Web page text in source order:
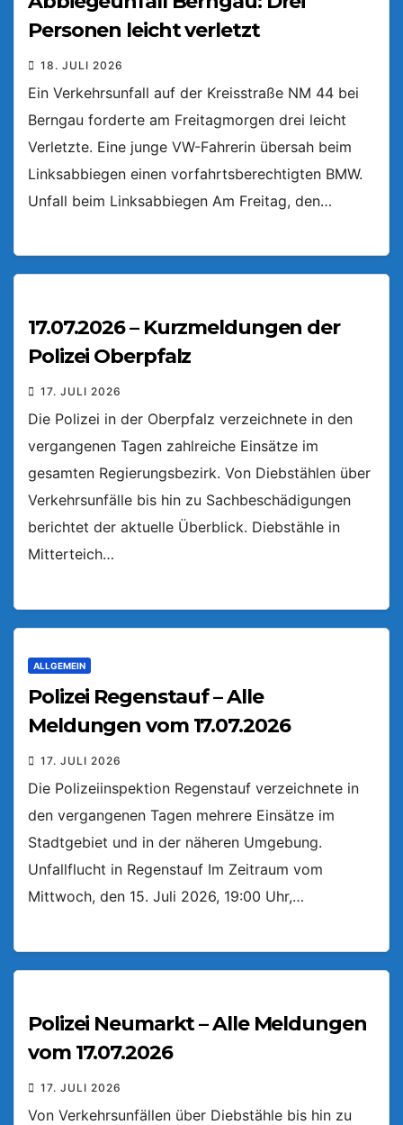
Personen leicht verletzt
18. JULI 2026
Ein Verkehrsunfall auf der Kreisstraße NM 44 bei
Berngau forderte am Freitagmorgen drei leicht
Verletzte. Eine junge VW-Fahrerin übersah beim
Linksabbiegen einen vorfahrtsberechtigten BMW.
Unfall beim Linksabbiegen Am Freitag, den…
17.07.2026 – Kurzmeldungen der
Polizei Oberpfalz
17. JULI 2026
Die Polizei in der Oberpfalz verzeichnete in den
vergangenen Tagen zahlreiche Einsätze im
gesamten Regierungsbezirk. Von Diebstählen über
Verkehrsunfälle bis hin zu Sachbeschädigungen
berichtet der aktuelle Überblick. Diebstähle in
Mitterteich…
ALLGEMEIN
Polizei Regenstauf – Alle
Meldungen vom 17.07.2026
17. JULI 2026
Die Polizeiinspektion Regenstauf verzeichnete in
den vergangenen Tagen mehrere Einsätze im
Stadtgebiet und in der näheren Umgebung.
Unfallflucht in Regenstauf Im Zeitraum vom
Mittwoch, den 15. Juli 2026, 19:00 Uhr,…
Polizei Neumarkt – Alle Meldungen
vom 17.07.2026
17. JULI 2026
Von Verkehrsunfällen über Diebstähle bis hin zu